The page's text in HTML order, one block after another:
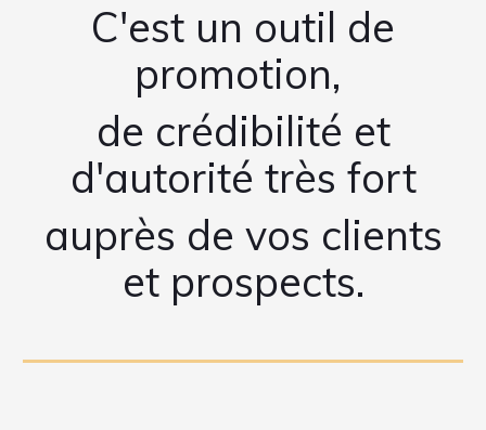
C'est un outil de
promotion,
de crédibilité et
d'autorité très fort
auprès de vos clients
et prospects.